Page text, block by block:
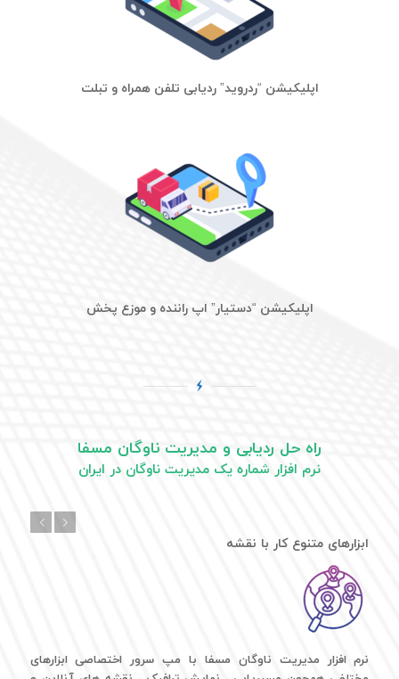
اپلیکیشن “ردروید” ردیابی تلفن همراه و تبلت
اپلیکیشن “دستیار” اپ راننده و موزع پخش
راه حل ردیابی و مدیریت ناوگان مسفا
نرم افزار شماره یک مدیریت ناوگان در ایران
ابزارهای متنوع کار با نقشه
نرم افزار مدیریت ناوگان مسفا با مپ سرور اختصاصی ابزارهای